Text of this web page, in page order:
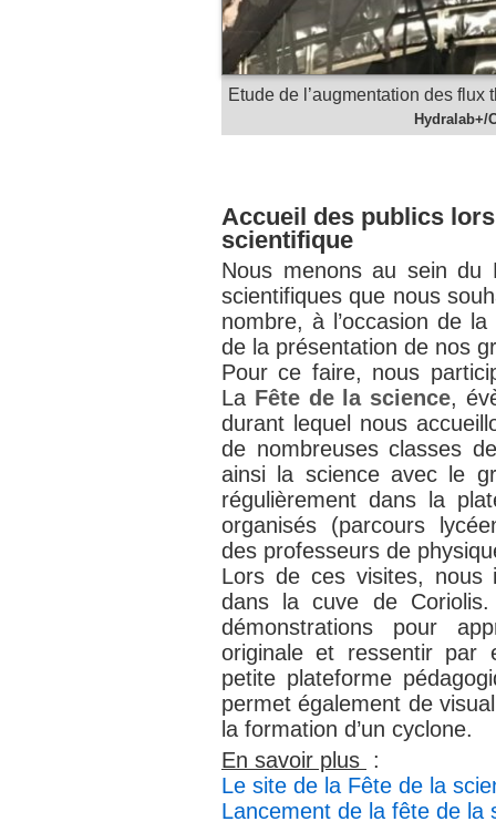
Etude de l’augmentation des flux
Hydralab+/
Accueil des publics
scientifique
Nous menons au sein du
scientifiques que nous
nombre, à l’occasion de
de la présentation de nos
Pour ce faire, nous
La Fête de la science,
durant lequel nous
de nombreuses classes
ainsi la science avec le
régulièrement dans la
organisés (parcours
des professeurs de
Lors de ces visites, nous
dans la cuve de
démonstrations pour
originale et ressentir par
petite plateforme
permet également de
la formation d’un cyclone.
En savoir plus :
Le site de la Fête de la
Lancement de la fête de la